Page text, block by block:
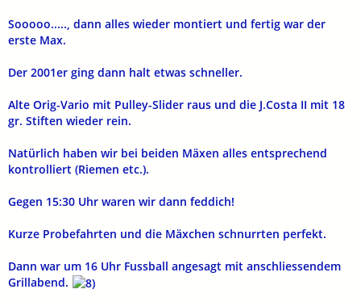
Sooooo....., dann alles wieder montiert und fertig war der
erste Max.
Der 2001er ging dann halt etwas schneller.
Alte Orig-Vario mit Pulley-Slider raus und die J.Costa II mit 18
gr. Stiften wieder rein.
Natürlich haben wir bei beiden Mäxen alles entsprechend
kontrolliert (Riemen etc.).
Gegen 15:30 Uhr waren wir dann feddich!
Kurze Probefahrten und die Mäxchen schnurrten perfekt.
Dann war um 16 Uhr Fussball angesagt mit anschliessendem
Grillabend.